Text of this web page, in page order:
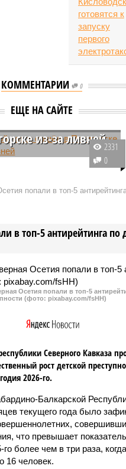
КОММЕНТАРИИ 0
ЕЩЕ НА САЙТЕ
из-за ливней
обрушились
потока прямо на
2331
0
попали в топ-5
в топ-5 антирейтинга по
Осетия попали в топ-5
(фото: pixabay.com/fsHH)
Северного Кавказа
рост детской
2026-го.
Балкарской
текущего года было
что превышает
го более чем в три раза,
16 человек.